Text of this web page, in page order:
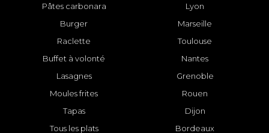
Pâtes carbonara
Burger
Raclette
Buffet à volonté
Lasagnes
Moules frites
Tapas
Tous les plats
Lyon
Marseille
Toulouse
Nantes
Grenoble
Rouen
Dijon
Bordeaux